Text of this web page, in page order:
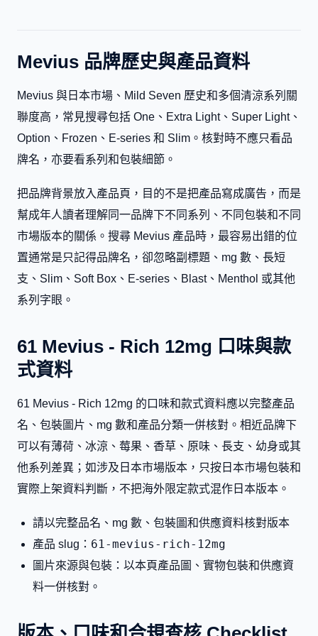
Mevius 品牌歷史與產品資料
Mevius 與日本市場、Mild Seven 歷史和多個清涼系列關
聯度高，常見搜尋包括 One、Extra Light、Super Light、
Option、Frozen、E-series 和 Slim。核對時不應只看品
牌名，亦要看系列和包裝細節。
把品牌背景放入產品頁，目的不是把產品寫成廣告，而是
幫成年人讀者理解同一品牌下不同系列、不同包裝和不同
市場版本的關係。搜尋 Mevius 產品時，最容易出錯的位
置通常是只記得品牌名，卻忽略副標題、mg 數、長短
支、Slim、Soft Box、E-series、Blast、Menthol 或其他
系列字眼。
61 Mevius - Rich 12mg 口味與款
式資料
61 Mevius - Rich 12mg 的口味和款式資料應以完整產品
名、包裝圖片、mg 數和產品分類一併核對。相近品牌下
可以有薄荷、冰涼、莓果、香草、原味、長支、幼身或其
他系列差異；如涉及日本市場版本，只按日本市場包裝和
實際上架資料判斷，不把海外限定款式混作日本版本。
請以完整品名、mg 數、包裝圖和供應資料核對版本
產品 slug： 61-mevius-rich-12mg
圖片來源與包裝：以本頁產品圖、實物包裝和供應資
料一併核對。